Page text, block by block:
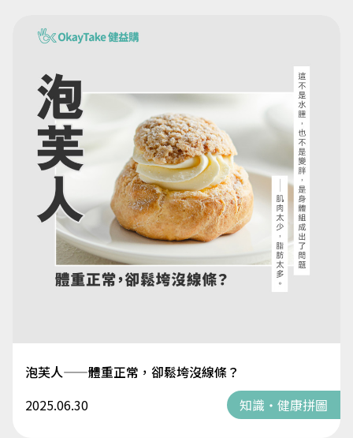
泡芙人——體重正常，卻鬆垮沒線條？
2025.06.30
知識・健康拼圖